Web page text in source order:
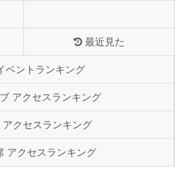
最近見た
ベントランキング
アクセスランキング
アクセスランキング
アクセスランキング